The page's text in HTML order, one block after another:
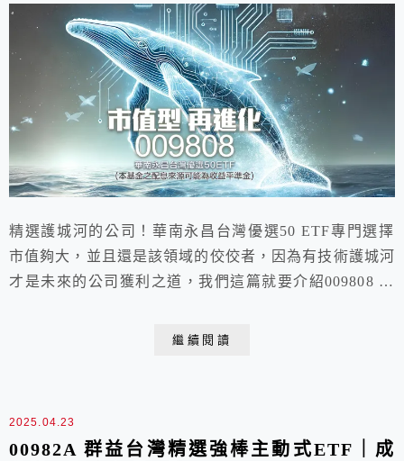
精選護城河的公司！華南永昌台灣優選50 ETF專門選擇
市值夠大，並且還是該領域的佼佼者，因為有技術護城河
才是未來的公司獲利之道，我們這篇就要介紹009808 華
繼續閱讀
2025.04.23
00982A 群益台灣精選強棒主動式ETF｜成